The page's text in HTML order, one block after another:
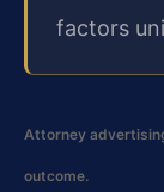
factors
Attorney
outcome.